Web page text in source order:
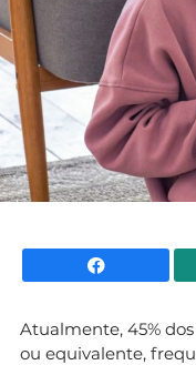
Atualmente, 45%
ou equivalente,